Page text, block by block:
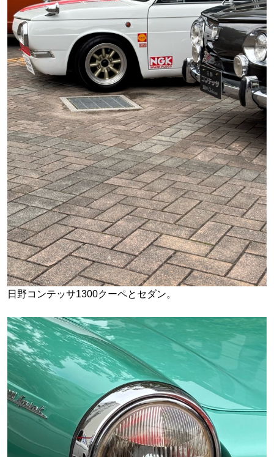
日野コンテッサ1300クーペとセダン。